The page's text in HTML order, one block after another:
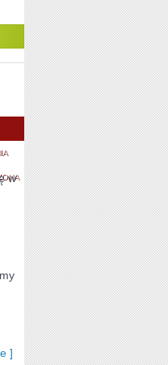
PORADNIK
ZAKUPOWY
w
]